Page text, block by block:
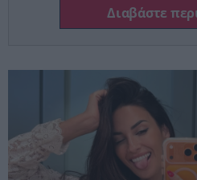
Διαβάστε